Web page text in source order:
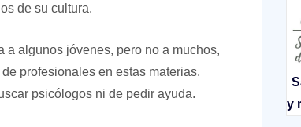
de su cultura.
a algunos jóvenes, pero no a muchos,
profesionales en estas materias.
psicólogos ni de pedir ayuda.
y